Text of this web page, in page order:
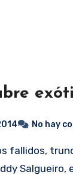
No hay
Salgueiro,